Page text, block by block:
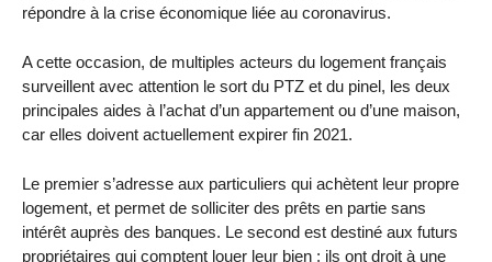
répondre à la crise économique liée au coronavirus.
A cette occasion, de multiples acteurs du logement français
surveillent avec attention le sort du PTZ et du pinel, les deux
principales aides à l’achat d’un appartement ou d’une maison,
car elles doivent actuellement expirer fin 2021.
Le premier s’adresse aux particuliers qui achètent leur propre
logement, et permet de solliciter des prêts en partie sans
intérêt auprès des banques. Le second est destiné aux futurs
propriétaires qui comptent louer leur bien : ils ont droit à une